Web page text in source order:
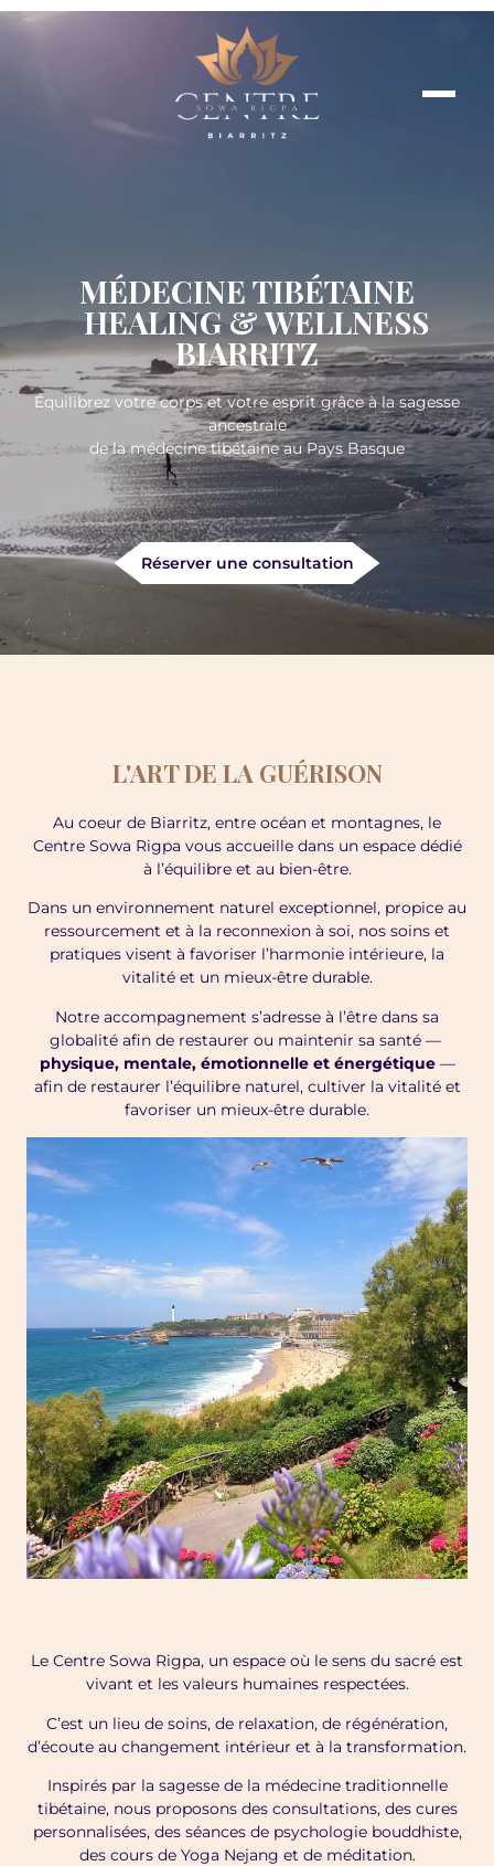
MÉDECINE TIBÉTAINE
HEALING & WELLNESS
BIARRITZ
Équilibrez votre corps et votre esprit grâce à la sagesse
ancestrale
de la médecine tibétaine au Pays Basque
Réserver une consultation
L'ART DE LA GUÉRISON
Au coeur de Biarritz, entre océan et montagnes, le
Centre Sowa Rigpa vous accueille dans un espace dédié
à l’équilibre et au bien-être.
Dans un environnement naturel exceptionnel, propice au
ressourcement et à la reconnexion à soi, nos soins et
pratiques visent à favoriser l’harmonie intérieure, la
vitalité et un mieux-être durable.
Notre accompagnement s’adresse à l’être dans sa
globalité afin de restaurer ou maintenir sa santé —
physique, mentale, émotionnelle et énergétique—
afin de restaurer l’équilibre naturel, cultiver la vitalité et
favoriser un mieux-être durable.
Le Centre Sowa Rigpa, un espace où le sens du sacré est
vivant et les valeurs humaines respectées.
C’est un lieu de soins, de relaxation, de régénération,
d’écoute au changement intérieur et à la transformation.
Inspirés par la sagesse de la médecine traditionnelle
tibétaine, nous proposons des consultations, des cures
personnalisées, des séances de psychologie bouddhiste,
des cours de Yoga Nejang et de méditation.